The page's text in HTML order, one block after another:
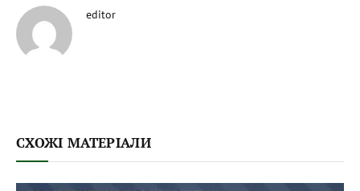
editor
СХОЖІ МАТЕРІАЛИ